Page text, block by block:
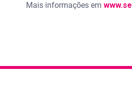
Mais informações em